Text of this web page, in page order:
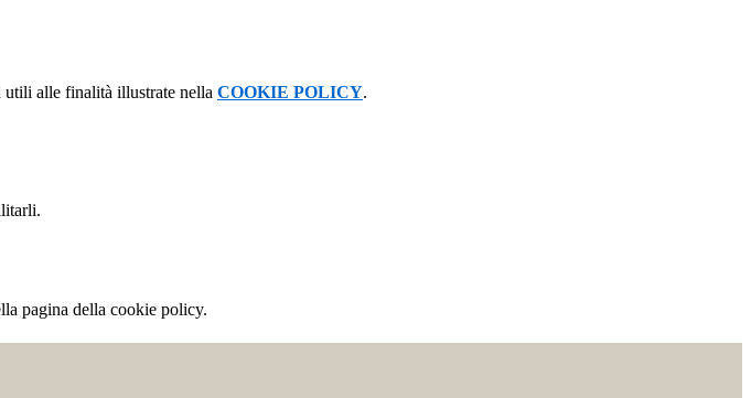
utili alle finalità illustrate nella COOKIE POLICY.
pagina della cookie policy.